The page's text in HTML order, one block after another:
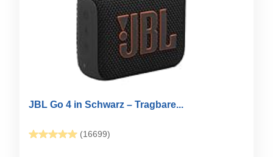
JBL Go 4 in Schwarz – Tragbare...
(16699)